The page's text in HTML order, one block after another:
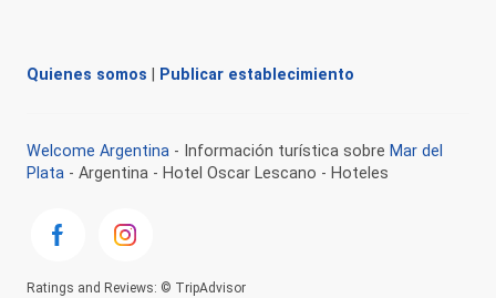
Quienes somos Publicar establecimiento
Welcome Argentina - Información turística sobre Mar del
Plata - Argentina - Hotel Oscar Lescano - Hoteles
Ratings and Reviews: © TripAdvisor